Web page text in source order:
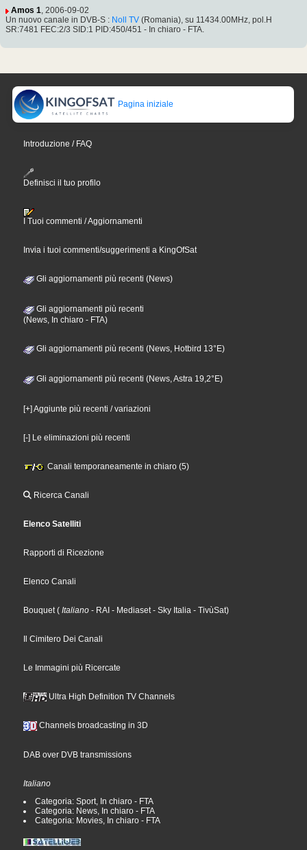
Amos 1, 2006-09-02
Un nuovo canale in DVB-S : Noll TV (Romania), su 11434.00MHz, pol.H
SR:7481 FEC:2/3 SID:1 PID:450/451 - In chiaro - FTA.
Pagina iniziale
Introduzione / FAQ
Definisci il tuo profilo
I Tuoi commenti / Aggiornamenti
Invia i tuoi commenti/suggerimenti a KingOfSat
Gli aggiornamenti più recenti (News)
Gli aggiornamenti più recenti
(News, In chiaro - FTA)
Gli aggiornamenti più recenti (News, Hotbird 13°E)
Gli aggiornamenti più recenti (News, Astra 19,2°E)
[+] Aggiunte più recenti / variazioni
[-] Le eliminazioni più recenti
Canali temporaneamente in chiaro (5)
Ricerca Canali
Elenco Satelliti
Rapporti di Ricezione
Elenco Canali
Bouquet( Italiano - RAI - Mediaset- Sky Italia - TivùSat)
Il Cimitero Dei Canali
Le Immagini più Ricercate
Ultra High Definition TV Channels
Channels broadcasting in 3D
DAB over DVB transmissions
Italiano
Categoria: Sport, In chiaro - FTA
Categoria: News, In chiaro - FTA
Categoria: Movies, In chiaro - FTA